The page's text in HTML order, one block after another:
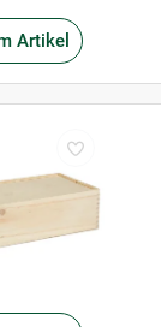
Artikel